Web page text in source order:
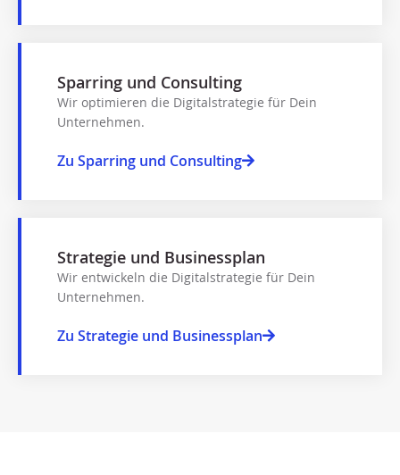
Sparring und Consulting
Wir optimieren die Digitalstrategie für Dein
Unternehmen.​
Zu Sparring und Consulting
Strategie und Businessplan
Wir entwickeln die Digitalstrategie für Dein
Unternehmen.
Zu Strategie und Businessplan